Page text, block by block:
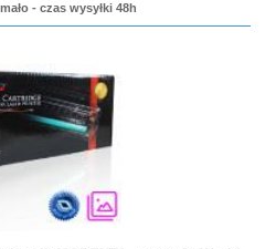
- czas wysyłki 48h